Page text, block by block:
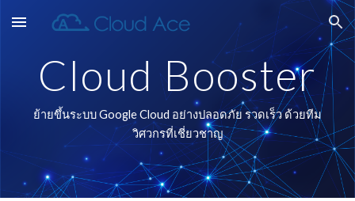
Skip to main content Skip to navigation
Cloud Booster
ย้ายขึ้นระบบ Google Cloud อย่างปลอดภัย รวดเร็ว ด้วยทีม
วิศวกรที่เชี่ยวชาญ